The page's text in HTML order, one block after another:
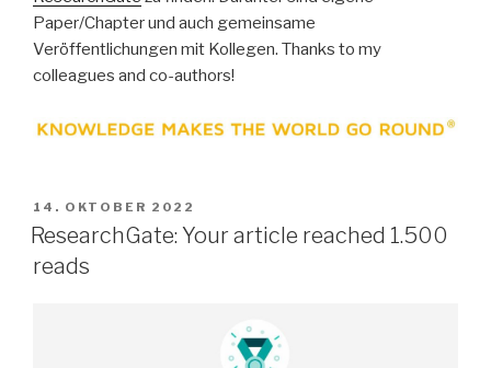
Paper/Chapter und auch gemeinsame
Veröffentlichungen mit Kollegen. Thanks to my
colleagues and co-authors!
VERÖFFENTLICHT
AM
14. OKTOBER 2022
ResearchGate: Your article reached 1.500
reads